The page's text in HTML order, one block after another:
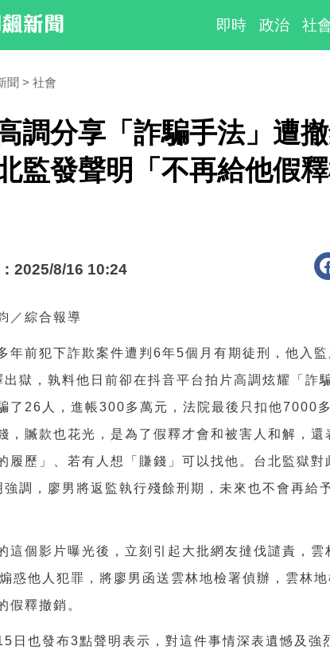
即時 政治 社
聞 社會
調分享「詐騙手法」遭
發聲明「不再給他假
2025/8/16 10:24
／綜合報導
年前犯下詐欺案件遭判6年5個月有期徒刑，他入
出獄，孰料他日前卻在抖音平台拍片高調炫耀「詐
了26 人，進帳300多萬元，法院最後只扣他7000
，贓款也花光，是為了假釋才會和被害人和解，還
履歷 」 、若有人想「賺錢」可以找他。台北監獄對
強調，廖男將返監執行殘餘刑期，未來也不會再給
這個影片曝光後，立刻引起大批網友撻伐譴責，雲
惑他人犯罪，將廖男函送雲林地檢署偵辦，雲林
假釋撤銷。
日也發布3點聲明表示，對這件事情深表遺憾及強